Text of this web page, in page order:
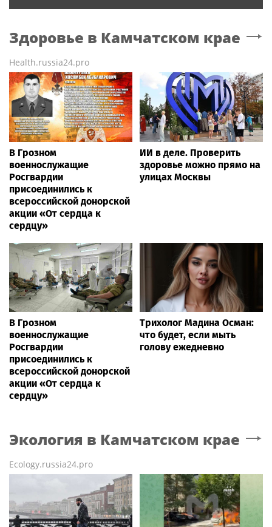
Здоровье в Камчатском крае
Health.russia24.pro
В Грозном
военнослужащие
Росгвардии
присоединились к
всероссийской донорской
акции «От сердца к
сердцу»
ИИ в деле. Проверить
здоровье можно прямо на
улицах Москвы
В Грозном
военнослужащие
Росгвардии
присоединились к
всероссийской донорской
акции «От сердца к
сердцу»
Трихолог Мадина Осман:
что будет, если мыть
голову ежедневно
Экология в Камчатском крае
Ecology.russia24.pro